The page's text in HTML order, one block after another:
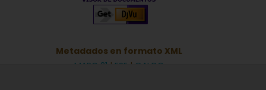
Metadados en formato XML
MARC 21 | ESE | OAI DC